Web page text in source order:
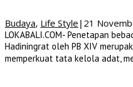
Budaya, Life Style | 21
LOKABALI.COM- Penetapan
Hadiningrat oleh PB XIV
memperkuat tata kelola adat,